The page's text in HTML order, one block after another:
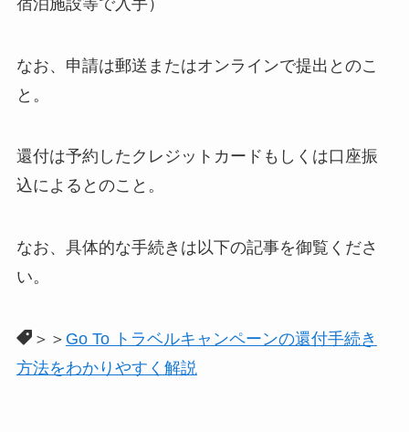
なお、申請は郵送またはオンラインで提出とのこ
と。
還付は予約したクレジットカードもしくは口座振
込によるとのこと。
なお、具体的な手続きは以下の記事を御覧くださ
い。
＞＞ Go To トラベルキャンペーンの還付手続き
方法をわかりやすく解説